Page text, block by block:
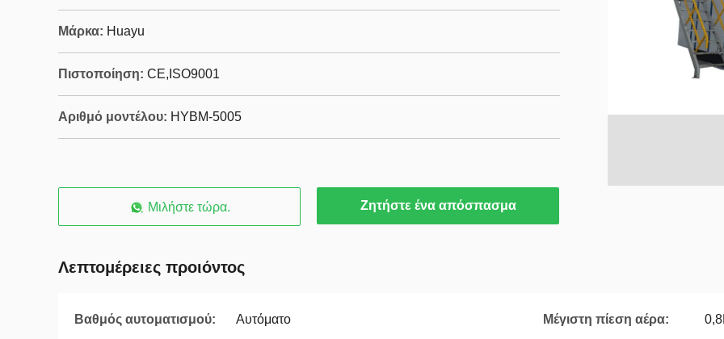
Μάρκα: Huayu
Πιστοποίηση: CE,ISO9001
Αριθμό μοντέλου: HYBM-5005
Μιλήστε τώρα. Ζητήστε ένα απόσπασμα
Λεπτομέρειες προιόντος
Βαθμός αυτοματισμού: Αυτόματο Μέγιστη πίεση αέρα: